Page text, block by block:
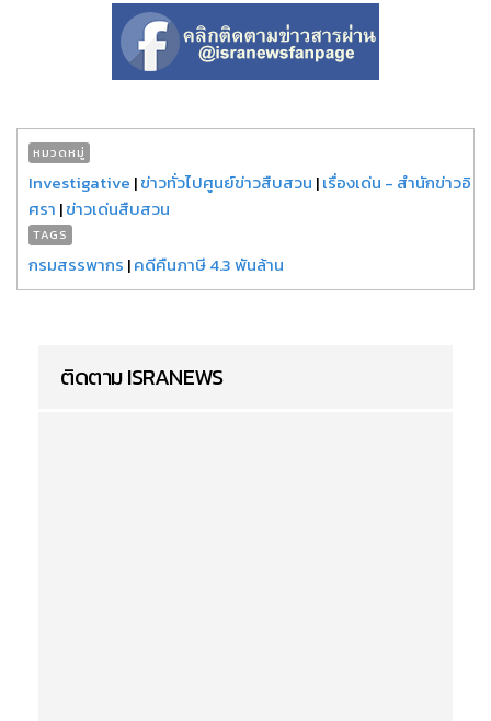
หมวดหมู่
Investigative |ข่าวทั่วไปศูนย์ข่าวสืบสวน |เรื่องเด่น - สำนักข่าวอิ
ศรา |ข่าวเด่นสืบสวน
TAGS
กรมสรรพากร |คดีคืนภาษี 4.3 พันล้าน
ติดตาม ISRANEWS